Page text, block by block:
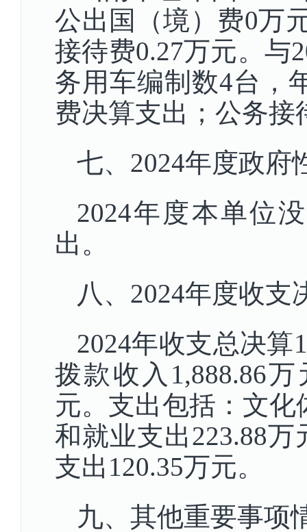
公出国（境）费0万
接待费0.27万元。与
务用车编制数4台，
费决算支出；公务接
七、2024年度政府
2024年度本单位
出。
八、2024年度收支
2024年收支总决算
拨款收入1,888.86
元。支出包括：文化
和就业支出223.88
支出120.35万元。
九、其他重要事项